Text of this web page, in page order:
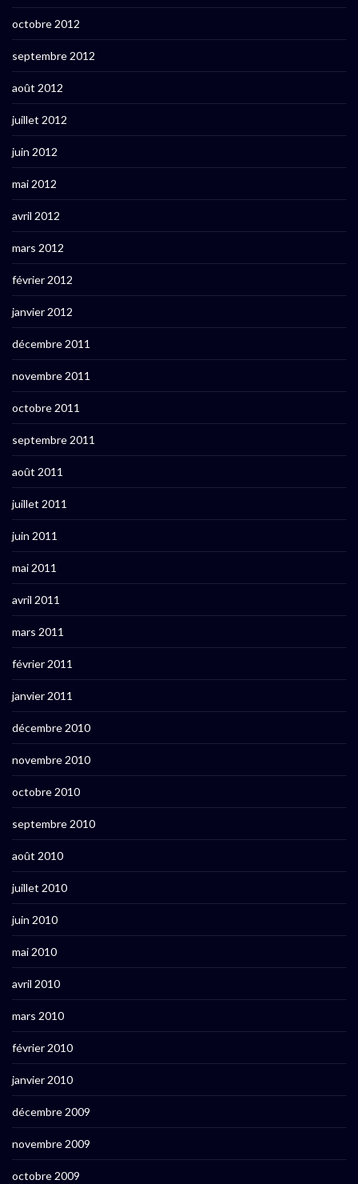
octobre 2012
septembre 2012
août 2012
juillet 2012
juin 2012
mai 2012
avril 2012
mars 2012
février 2012
janvier 2012
décembre 2011
novembre 2011
octobre 2011
septembre 2011
août 2011
juillet 2011
juin 2011
mai 2011
avril 2011
mars 2011
février 2011
janvier 2011
décembre 2010
novembre 2010
octobre 2010
septembre 2010
août 2010
juillet 2010
juin 2010
mai 2010
avril 2010
mars 2010
février 2010
janvier 2010
décembre 2009
novembre 2009
octobre 2009